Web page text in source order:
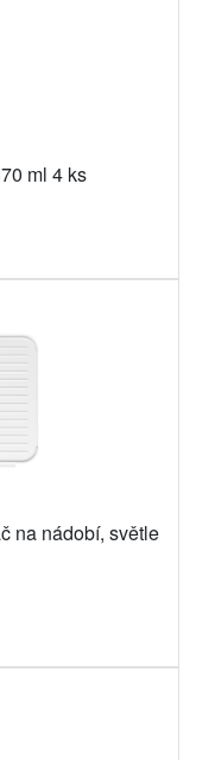
ml 4 ks
na nádobí, světle